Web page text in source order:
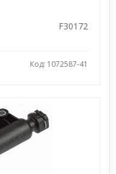
F30172
Код: 1072587-41